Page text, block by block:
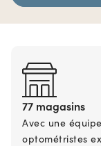
77 magasins
Avec une
optométristes